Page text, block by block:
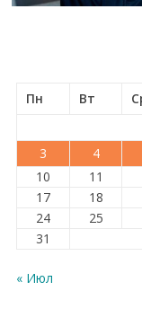
Пн
Вт
3
4
10
11
17
18
24
25
31
« Июл